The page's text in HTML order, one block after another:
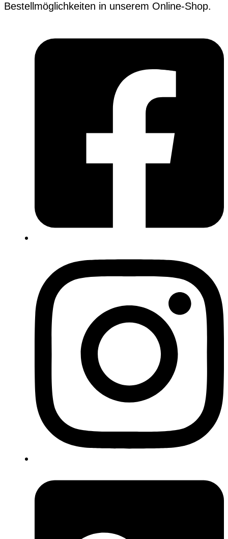
Bestellmöglichkeiten in unserem Online-Shop.